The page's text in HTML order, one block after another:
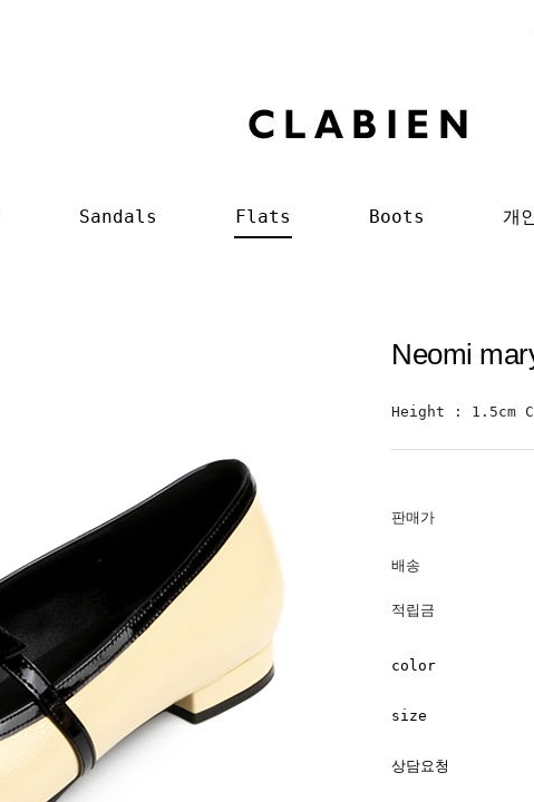
Sandals Flats Boots 개
Neomi
Height : 1.5cm
판매가
배송
적립금
color
size
상담요청